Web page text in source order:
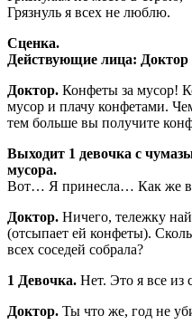
Грязнуль я всех не люблю.
Сценка.
Действующие лица: Доктор
Доктор. Конфеты за мусор!
мусор и плачу конфетами.
тем больше вы получите
Выходит 1 девочка с
мусора.
Вот… Я принесла… Как же
Доктор. Ничего, тележку
(отсыпает ей конфеты).
всех соседей собрала?
1 Девочка. Нет. Это я все из
Доктор. Ты что же, год не